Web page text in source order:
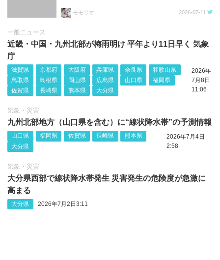
モモリオ 2026-07-11
一般ニュース
近畿・中国・九州北部が梅雨明け 平年より11日早く 気象
庁
滋賀県 京都府 大阪府 兵庫県 奈良県
和歌山県
鳥取県
島根県 岡山県 広島県 山口県
福岡県
佐賀県
長崎県 熊本県 大分県
2026年
7月8日
11:06
気象・災害
九州北部地方（山口県を含む）に“線状降水帯”の予測情報
山口県 福岡県 佐賀県 長崎県
熊本県
大分県
2026年7月4日
2:58
気象・災害
大分県西部で線状降水帯発生 災害発生の危険度が急激に
高まる
大分県 2026年7月2日3:11